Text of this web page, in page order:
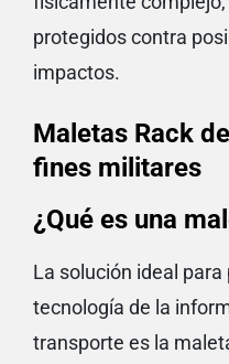
protegidos contra
impactos.
Maletas Rack
fines militares
¿Qué es una
La solución ideal
tecnología de la
transporte es la